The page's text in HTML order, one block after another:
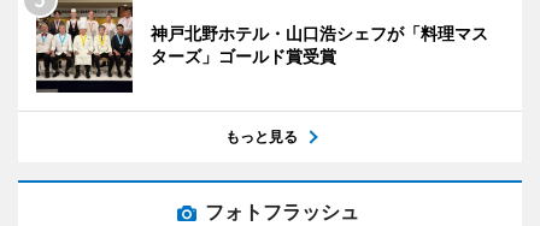
神戸北野ホテル・山口浩シェフが「料理マス
ターズ」ゴールド賞受賞
もっと見る
フォトフラッシュ